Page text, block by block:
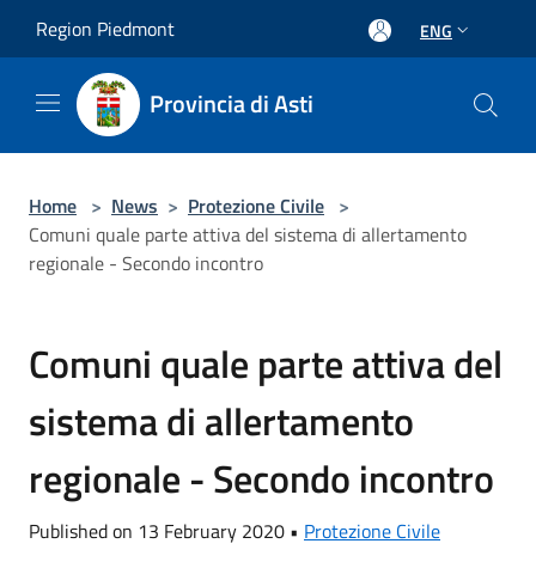
Region Piedmont ENG
Provincia di Asti
Home > News > Protezione Civile >
Comuni quale parte attiva del sistema di allertamento
regionale - Secondo incontro
Comuni quale parte attiva del
sistema di allertamento
regionale - Secondo incontro
Published on 13 February 2020 • Protezione Civile